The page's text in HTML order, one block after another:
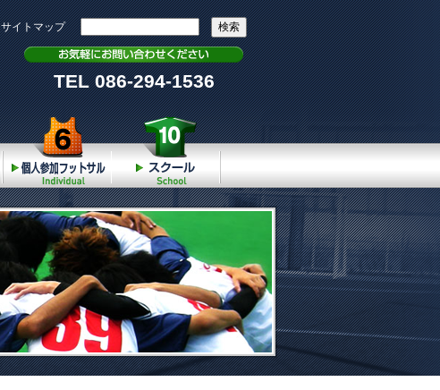
サイトマップ
TEL 086-294-1536
大会 個人参加 スクール